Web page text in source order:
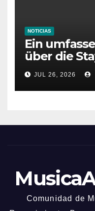
NOTICIAS
Ein
über die
JUL 26, 2026
Comunidad de